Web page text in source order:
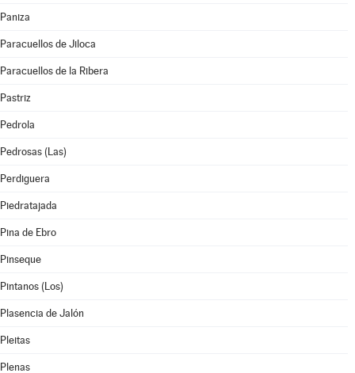
Paniza
Paracuellos de Jiloca
Paracuellos de la Ribera
Pastriz
Pedrola
Pedrosas (Las)
Perdiguera
Piedratajada
Pina de Ebro
Pinseque
Pintanos (Los)
Plasencia de Jalón
Pleitas
Plenas